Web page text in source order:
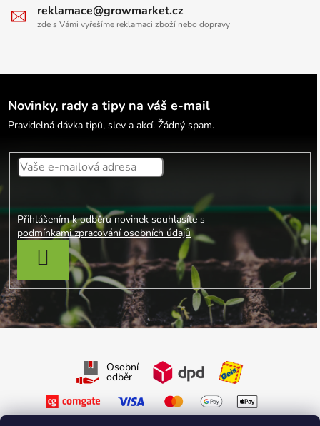
reklamace@growmarket.cz
zde s Vámi vyřešíme reklamaci zboží nebo dopravy
Novinky, rady a tipy na váš e-mail
Pravidelná dávka tipů, slev a akcí. Žádný spam.
Přihlášením k odběru novinek souhlasíte s
podmínkami zpracování osobních údajů
PŘIHLÁSIT SE
Osobní
odběr